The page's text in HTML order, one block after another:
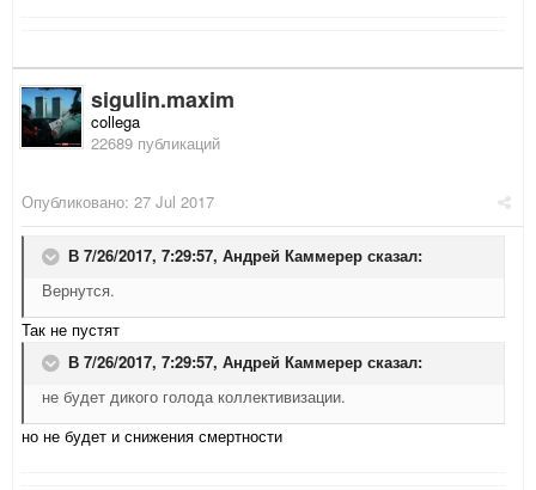
sigulin.maxim
collega
22689 публикаций
Опубликовано: 27 Jul 2017
В 7/26/2017, 7:29:57, Андрей Каммерер сказал:
Вернутся.
Так не пустят
В 7/26/2017, 7:29:57, Андрей Каммерер сказал:
не будет дикого голода коллективизации.
но не будет и снижения смертности